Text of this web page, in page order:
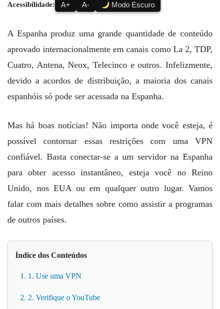
Acessibilidade: A+ A- Modo Escuro
A Espanha produz uma grande quantidade de conteúdo
aprovado internacionalmente em canais como La 2, TDP,
Cuatro, Antena, Neox, Telecinco e outros. Infelizmente,
devido a acordos de distribuição, a maioria dos canais
espanhóis só pode ser acessada na Espanha.
Mas há boas notícias! Não importa onde você esteja, é
possível contornar essas restrições com uma VPN
confiável. Basta conectar-se a um servidor na Espanha
para obter acesso instantâneo, esteja você no Reino
Unido, nos EUA ou em qualquer outro lugar. Vamos
falar com mais detalhes sobre como assistir a programas
de outros países.
Índice dos Conteúdos
1. 1. Use uma VPN
2. 2. Verifique o YouTube